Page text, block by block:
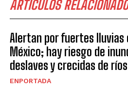
ARTICULOS
Alertan por fuertes lluvias
México; hay riesgo de
deslaves y crecidas de ríos
ENPORTADA